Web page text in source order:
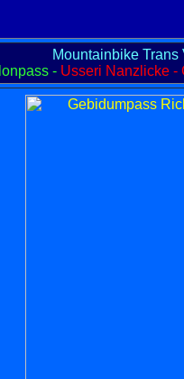
Mountainbike Trans
- Usseri Nanzlicke -